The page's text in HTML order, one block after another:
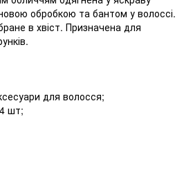
обробкою та бантом у волоссі.
в хвіст. Призначена для
для волосся;
шт;